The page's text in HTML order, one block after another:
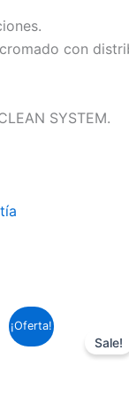
con
SYSTEM.
¡Oferta!
Sale!